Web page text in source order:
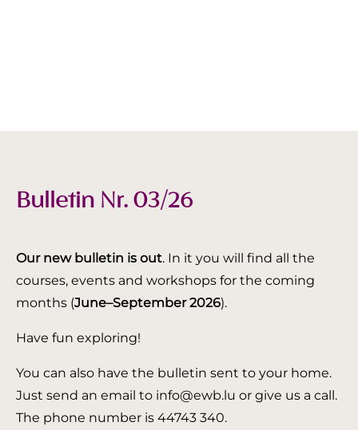
Bulletin Nr. 03/26
Our new bulletin is out. In it you will find all the
courses, events and workshops for the coming
months (June–September 2026).
Have fun exploring!
You can also have the bulletin sent to your home.
Just send an email to info@ewb.lu or give us a call.
The phone number is 44743 340.